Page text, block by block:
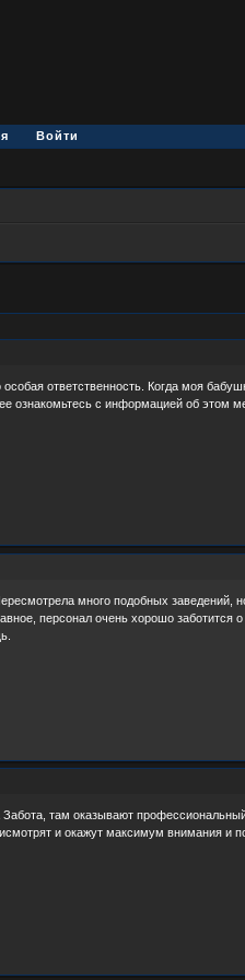
Войти
ответственность. Когда моя
ознакомьтесь с информацией об этом
много подобных заведений,
персонал очень хорошо заботится
Забота, там оказывают
и окажут максимум внимания и